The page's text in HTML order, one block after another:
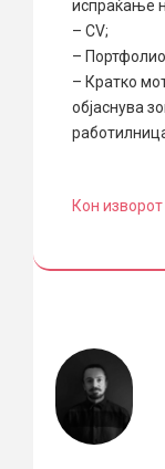
испраќање
– CV;
–
– Кратко
објаснува
Кoн изворот